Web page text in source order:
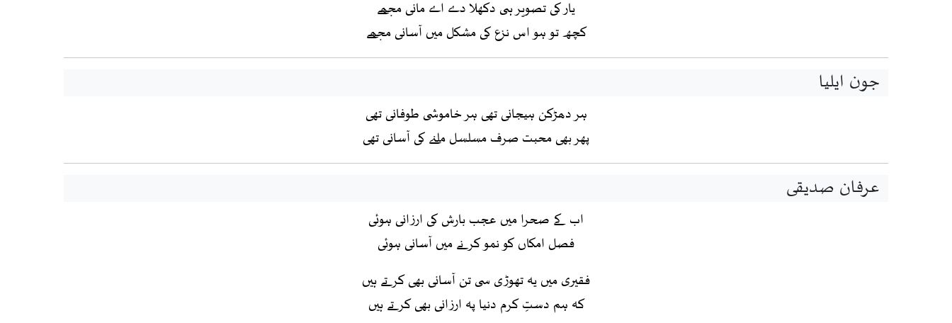
یار کی تصویر ہی دکھلا دے اے مانی مجھے
کچھ تو ہو اس نزع کی مشکل میں آسانی مجھے
جون ایلیا
ہر دھڑکن ہیجانی تھی ہر خاموشی طوفانی تھی
پھر بھی محبت صرف مسلسل ملنے کی آسانی تھی
عرفان صدیقی
اب کے صحرا میں عجب بارش کی ارزانی ہوئی
فصل امکاں کو نمو کرنے میں آسانی ہوئی
فقیری میں یہ تھوڑی سی تن آسانی بھی کرتے ہیں
کہ ہم دستِ کرم دنیا پہ ارزانی بھی کرتے ہیں